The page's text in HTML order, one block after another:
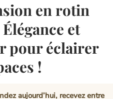
en rotin
et
pour éclairer
!
aujourd’hui, recevez entre